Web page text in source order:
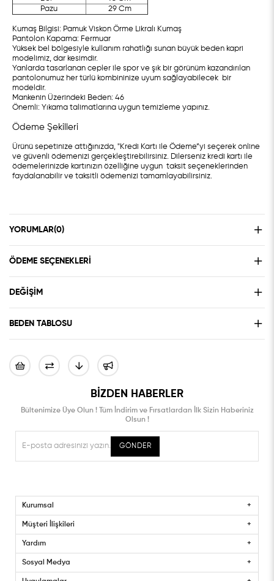
Pazu
29 Cm
Kumaş Bilgisi: Pamuk Viskon Örme Likralı Kumaş
Pantolon Kapama: Fermuar
Yüksek bel bölgesiyle kullanım rahatlığı sunan büyük beden kapri
modelimiz, dar kesimdir.
Yanlarda tasarlanan cepler ile spor ve şık bir görünüm kazandırılan
pantolonumuz her türlü kombininize uyum sağlayabilecek bir
modeldir.
Mankenin Üzerindeki Beden: 46
Önemli: Yıkama talimatlarına uygun temizleme yapınız.
Ödeme Şekilleri
Ürünü sepetinize attığınızda, "Kredi Kartı ile Ödeme”yi seçerek online
ve güvenli ödemenizi gerçekleştirebilirsiniz. Dilerseniz kredi kartı ile
ödemelerinizde kartınızın özelliğine uygun taksit seçeneklerinden
faydalanabilir ve taksitli ödemenizi tamamlayabilirsiniz.
YORUMLAR(0)
ÖDEME SEÇENEKLERI
DEĞIŞIM
BEDEN TABLOSU
BIZDEN HABERLER
Bültenimize Üye Olun ! Tüm İndirim ve Fırsatlardan İlk Sizin Haberiniz
Olsun !
GÖNDER
Kurumsal
Müşteri İlişkileri
Yardım
Sosyal Medya